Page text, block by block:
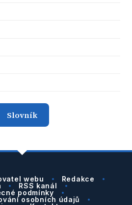
Slovník
webu
Redakce
RSS kanál
podmínky
osobních údajů